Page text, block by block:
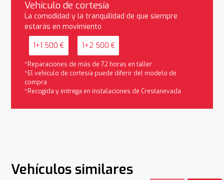
Vehículo de cortesía
La comodidad y la tranquilidad de que siempre
estarás en movimiento
1+1 500 € 1+2 500 €
*Reparaciones de más de 72 horas en taller
*El vehículo de cortesía puede diferir del modelo de
compra
*Recogida y entrega en instalaciones de Crestanevada
Vehículos similares